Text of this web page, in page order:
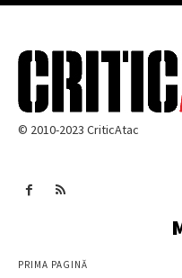
© 2010-2023 CriticAtac
PRIMA PAGINĂ